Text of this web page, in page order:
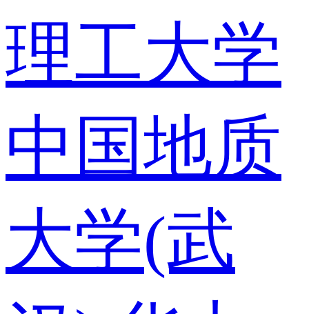
理工大学
中国地质
大学(武